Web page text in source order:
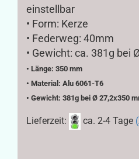
einstellbar
• Form: Kerze
• Federweg: 40mm
• Gewicht: ca. 381g bei
• Länge: 350 mm
• Material: Alu 6061-T6
• Gewicht: 381g bei Ø 27,2x350
Lieferzeit: ca. 2-4 Tage